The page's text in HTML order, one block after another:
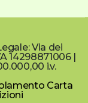
Via dei
14298871006 |
i.v.
Carta